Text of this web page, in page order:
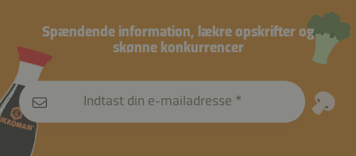
Spændende information, lækre opskrifter og
skønne konkurrencer
Indtast din e-mailadresse